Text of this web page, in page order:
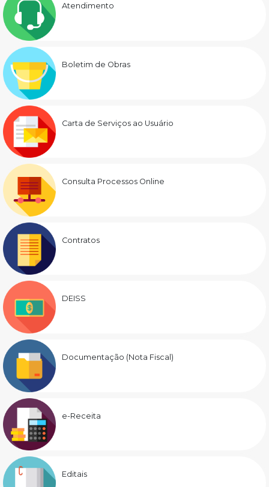
Atendimento
Boletim de Obras
Carta de Serviços ao Usuário
Consulta Processos Online
Contratos
DEISS
Documentação (Nota Fiscal)
e-Receita
Editais